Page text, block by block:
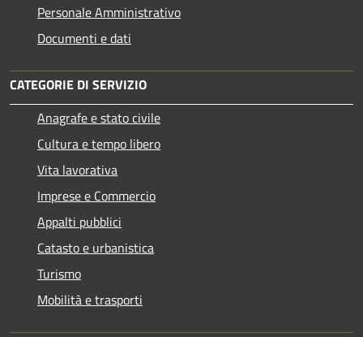
Personale Amministrativo
Documenti e dati
CATEGORIE DI SERVIZIO
Anagrafe e stato civile
Cultura e tempo libero
Vita lavorativa
Imprese e Commercio
Appalti pubblici
Catasto e urbanistica
Turismo
Mobilità e trasporti